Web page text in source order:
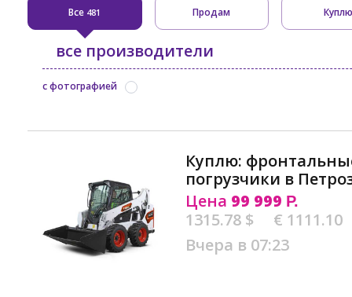
Все 481 Продам
все производители
с фотографией
Куплю:
погрузчики в
Цена 99 999 Р.
1315.78 $
€ 1111.10
Вчера в 07:23